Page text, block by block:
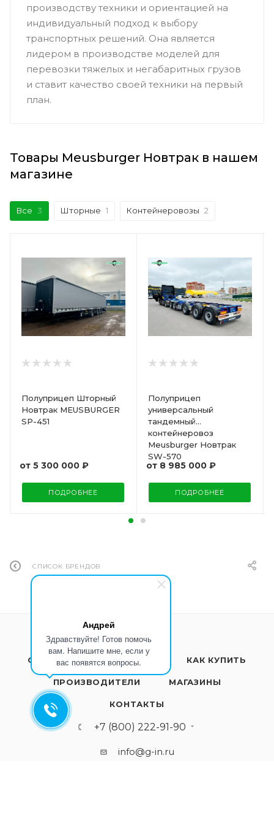
Андрей
Здравствуйте! Готов помочь
вам. Напишите мне, если у
вас появятся вопросы.
производству техники и ориентацией на
индивидуальный подход к выбору
транспортных решений. Она является
лидером в производстве моделей для
перевозки тяжелых и негабаритных грузов
и ставит качество своей техники на первый
план.
Товары Meusburger Новтрак в нашем
магазине
Все 3 Шторные 1 Контейнеровозы 2
Полуприцеп Шторный
Новтрак MEUSBURGER
SP-451
от 5 300 000 ₽
ПОДРОБНЕЕ
Полуприцеп
универсальный
тандемный
контейнеровоз
Meusburger Новтрак
SW-570
от 8 985 000 ₽
ПОДРОБНЕЕ
СПИСОК БРЕНДОВ
О КОМПАНИИ УСЛУГИ КАК КУПИТЬ
ПРОИЗВОДИТЕЛИ МАГАЗИНЫ
КОНТАКТЫ
+7 (800) 222-91-90
info@g-in.ru